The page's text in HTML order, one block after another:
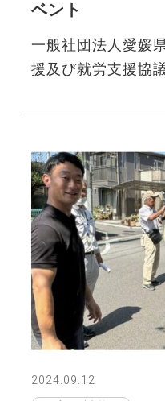
ベント
一般社団法人愛媛
援及び就労支援協
略称：EASSAS（
2024.09.12